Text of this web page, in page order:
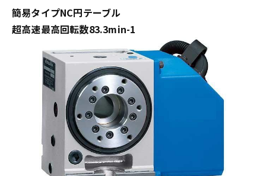
簡易タイプNC円テーブル
超高速最高回転数83.3min-1